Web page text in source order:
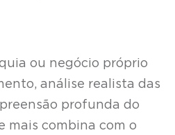
ou negócio próprio
análise realista das
profunda do
mais combina com o